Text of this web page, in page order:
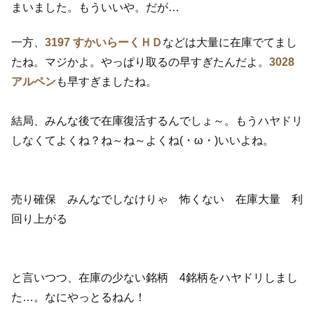
まいました。もういいや。だが…
一方、 3197 すかいらーくＨＤ などは大量に在庫でてまし
たね。マジかよ。やっぱり取るの早すぎたんだよ。 3028
アルペンも早すぎましたね。
結局、みんな後で在庫復活するんでしょ～。もうハヤドリ
しなくてよくね？ね～ね～よくね(・ω・)いいよね。
売り確保 みんなでしなけりゃ 怖くない 在庫大量 利
回り上がる
と言いつつ、在庫の少ない銘柄 4銘柄をハヤドリしまし
た…。なにやっとるねん！